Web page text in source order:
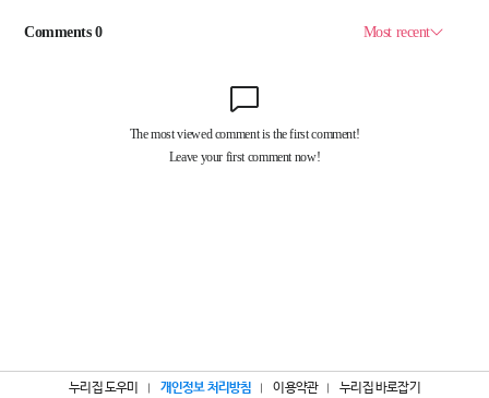
누리집 도우미 개인정보 처리방침 이용약관 누리집 바로잡기